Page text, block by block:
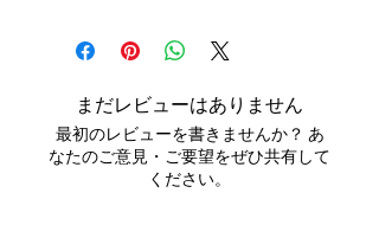
まだレビューはありません
最初のレビューを書きませんか？ あ
なたのご意見・ご要望をぜひ共有して
ください。